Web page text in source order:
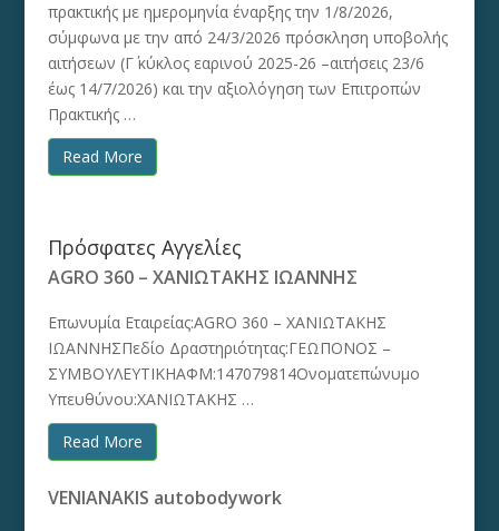
πρακτικής με ημερομηνία έναρξης την 1/8/2026,
σύμφωνα με την από 24/3/2026 πρόσκληση υποβολής
αιτήσεων (Γ΄ κύκλος εαρινού 2025-26 –αιτήσεις 23/6
έως 14/7/2026) και την αξιολόγηση των Επιτροπών
Πρακτικής …
Read More
Πρόσφατες Αγγελίες
AGRO 360 – ΧΑΝΙΩΤΑΚΗΣ ΙΩΑΝΝΗΣ
Επωνυμία Εταιρείας:AGRO 360 – ΧΑΝΙΩΤΑΚΗΣ
ΙΩΑΝΝΗΣΠεδίο Δραστηριότητας:ΓΕΩΠΟΝΟΣ –
ΣΥΜΒΟΥΛΕΥΤΙΚΗΑΦΜ:147079814Ονοματεπώνυμο
Υπευθύνου:ΧΑΝΙΩΤΑΚΗΣ …
Read More
VENIANAKIS autobodywork